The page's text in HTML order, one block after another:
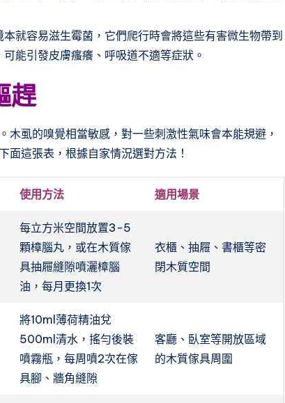
就容易滋生霉菌，它們爬行時會將這些有害微生物帶到
能引發皮膚瘙癢、呼吸道不適等症狀。
趕
虱的嗅覺相當敏感，對一些刺激性氣味會本能規避，
面這張表，根據自家情況選對方法！
使用方法 適用場景
每立方米空間放置3-5
顆樟腦丸，或在木質傢
具抽屜縫隙噴灑樟腦
油，每月更換1次
衣櫃、抽屜、書櫃等密
閉木質空間
將10ml薄荷精油兌
500ml清水，搖勻後裝
噴霧瓶，每周噴2次在傢
具腳、牆角縫隙
客廳、臥室等開放區域
的木質傢具周圍